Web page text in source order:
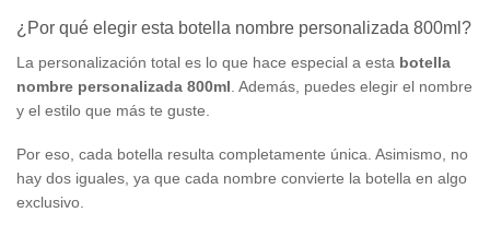
¿Por qué elegir esta botella nombre personalizada 800ml?
La personalización total es lo que hace especial a esta botella
nombre personalizada 800ml . Además, puedes elegir el nombre
y el estilo que más te guste.
Por eso, cada botella resulta completamente única. Asimismo, no
hay dos iguales, ya que cada nombre convierte la botella en algo
exclusivo.